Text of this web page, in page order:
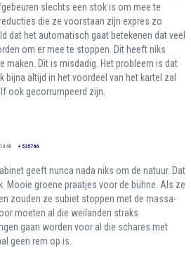
slechts een stok is om mee te
die ze voorstaan zijn expres zo
dat het automatisch gaat betekenen dat veel
om er mee te stoppen. Dit heeft niks
maken. Dit is misdadig. Het probleem is dat
bijna altijd in het voordeel van het kartel zal
ook gecorrumpeerd zijn.
+ 535766
geeft nunca nada niks om de natuur. Dat
Mooie groene praatjes voor de bühne. Als ze
zouden ze subiet stoppen met de massa-
moeten al die weilanden straks
gaan worden voor al die schares met
geen rem op is.